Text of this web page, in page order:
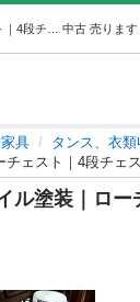
中古 売りま
具 タンス、衣類
ェスト｜4段チェ
ル塗装｜ロー